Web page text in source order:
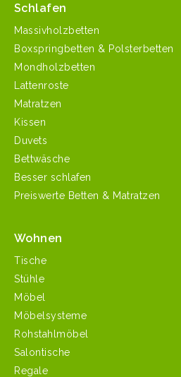
Schlafen
Massivholzbetten
Boxspringbetten & Polsterbetten
Mondholzbetten
Lattenroste
Matratzen
Kissen
Duvets
Bettwäsche
Besser schlafen
Preiswerte Betten & Matratzen
Wohnen
Tische
Stühle
Möbel
Möbelsysteme
Rohstahlmöbel
Salontische
Regale